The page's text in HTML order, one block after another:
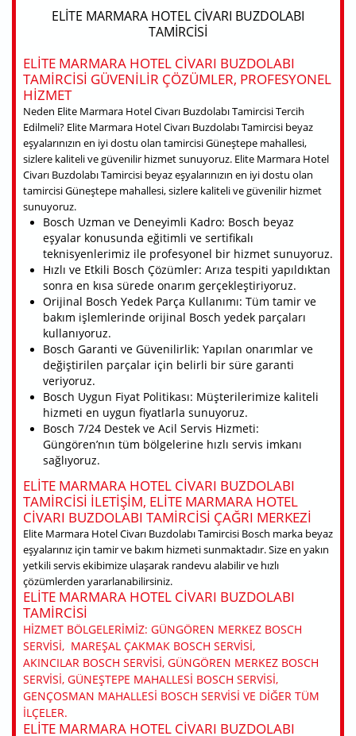
ELITE MARMARA HOTEL CIVARI BUZDOLABI
TAMIRCISI
ELITE MARMARA HOTEL CIVARI BUZDOLABI
TAMIRCISI GÜVENILIR ÇÖZÜMLER, PROFESYONEL
HIZMET
Neden Elite Marmara Hotel Civarı Buzdolabı Tamircisi Tercih
Edilmeli? Elite Marmara Hotel Civarı Buzdolabı Tamircisi beyaz
eşyalarınızın en iyi dostu olan tamircisi Güneştepe mahallesi,
sizlere kaliteli ve güvenilir hizmet sunuyoruz. Elite Marmara Hotel
Civarı Buzdolabı Tamircisi beyaz eşyalarınızın en iyi dostu olan
tamircisi Güneştepe mahallesi, sizlere kaliteli ve güvenilir hizmet
sunuyoruz.
Bosch Uzman ve Deneyimli Kadro: Bosch beyaz
eşyalar konusunda eğitimli ve sertifikalı
teknisyenlerimiz ile profesyonel bir hizmet sunuyoruz.
Hızlı ve Etkili Bosch Çözümler: Arıza tespiti yapıldıktan
sonra en kısa sürede onarım gerçekleştiriyoruz.
Orijinal Bosch Yedek Parça Kullanımı: Tüm tamir ve
bakım işlemlerinde orijinal Bosch yedek parçaları
kullanıyoruz.
Bosch Garanti ve Güvenilirlik: Yapılan onarımlar ve
değiştirilen parçalar için belirli bir süre garanti
veriyoruz.
Bosch Uygun Fiyat Politikası: Müşterilerimize kaliteli
hizmeti en uygun fiyatlarla sunuyoruz.
Bosch 7/24 Destek ve Acil Servis Hizmeti:
Güngören’nın tüm bölgelerine hızlı servis imkanı
sağlıyoruz.
ELITE MARMARA HOTEL CIVARI BUZDOLABI
TAMIRCISI ILETIŞIM, ELITE MARMARA HOTEL
CIVARI BUZDOLABI TAMIRCISI ÇAĞRI MERKEZI
Elite Marmara Hotel Civarı Buzdolabı Tamircisi Bosch marka beyaz
eşyalarınız için tamir ve bakım hizmeti sunmaktadır. Size en yakın
yetkili servis ekibimize ulaşarak randevu alabilir ve hızlı
çözümlerden yararlanabilirsiniz.
ELITE MARMARA HOTEL CIVARI BUZDOLABI
TAMIRCISI
HIZMET BÖLGELERIMIZ: GÜNGÖREN MERKEZ BOSCH
SERVISI, MAREŞAL ÇAKMAK BOSCH SERVISI,
AKINCILAR BOSCH SERVISI, GÜNGÖREN MERKEZ BOSCH
SERVISI, GÜNEŞTEPE MAHALLESI BOSCH SERVISI,
GENÇOSMAN MAHALLESI BOSCH SERVISI VE DIĞER TÜM
ILÇELER.
ELITE MARMARA HOTEL CIVARI BUZDOLABI